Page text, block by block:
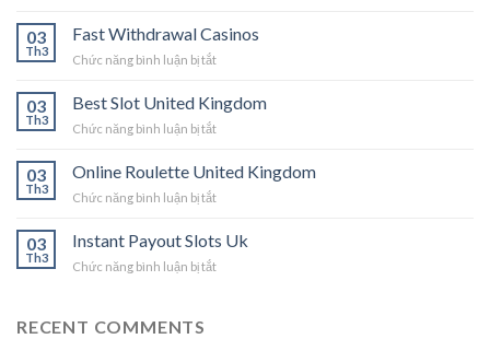
Casino
Bonus
03
Th3
Fast Withdrawal Casinos
Chức năng bình luận bị tắtở
Withdrawal
Casinos
03
Th3
Best Slot United Kingdom
Chức năng bình luận bị tắtở
Slot
Kingdom
03
Th3
Online Roulette United Kingdom
Chức năng bình luận bị tắtở
Roulette
Kingdom
03
Th3
Instant Payout Slots Uk
Chức năng bình luận bị tắtở
RECENT COMMENTS